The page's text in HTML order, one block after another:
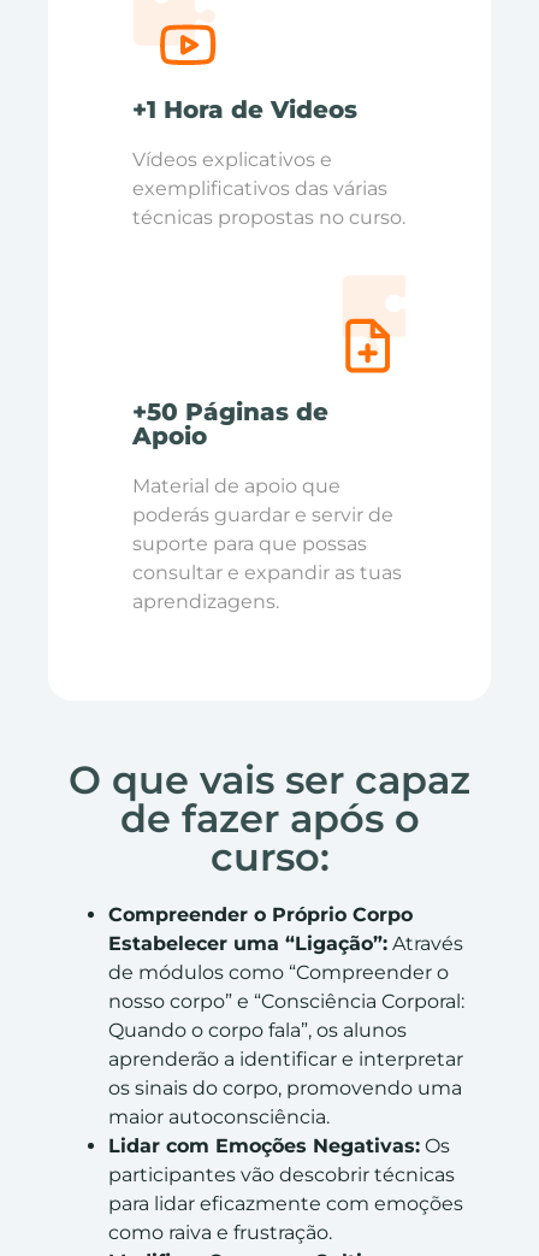
+1 Hora de Videos
Vídeos explicativos e
exemplificativos das várias
técnicas propostas no curso.
+50 Páginas de
Apoio
Material de apoio que
poderás guardar e servir de
suporte para que possas
consultar e expandir as tuas
aprendizagens.
O que vais ser capaz
de fazer após o
curso:
Compreender o Próprio Corpo
Estabelecer uma “Ligação”: Através
de módulos como “Compreender o
nosso corpo” e “Consciência Corporal:
Quando o corpo fala”, os alunos
aprenderão a identificar e interpretar
os sinais do corpo, promovendo uma
maior autoconsciência.
Lidar com Emoções Negativas: Os
participantes vão descobrir técnicas
para lidar eficazmente com emoções
como raiva e frustração.